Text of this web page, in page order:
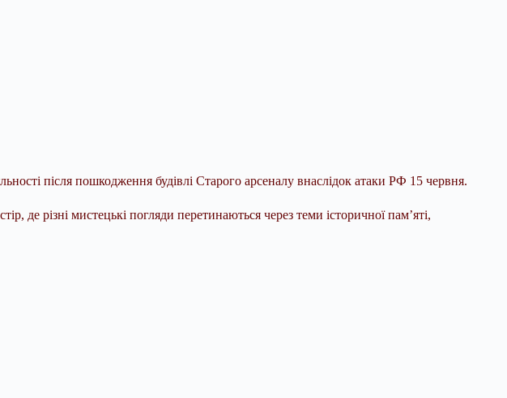
після пошкодження будівлі Старого арсеналу внаслідок атаки РФ 15 червня.
де різні мистецькі погляди перетинаються через теми історичної пам’яті,